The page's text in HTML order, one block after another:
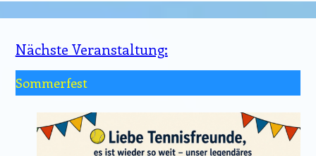
Nächste Veranstaltung:
Sommerfest